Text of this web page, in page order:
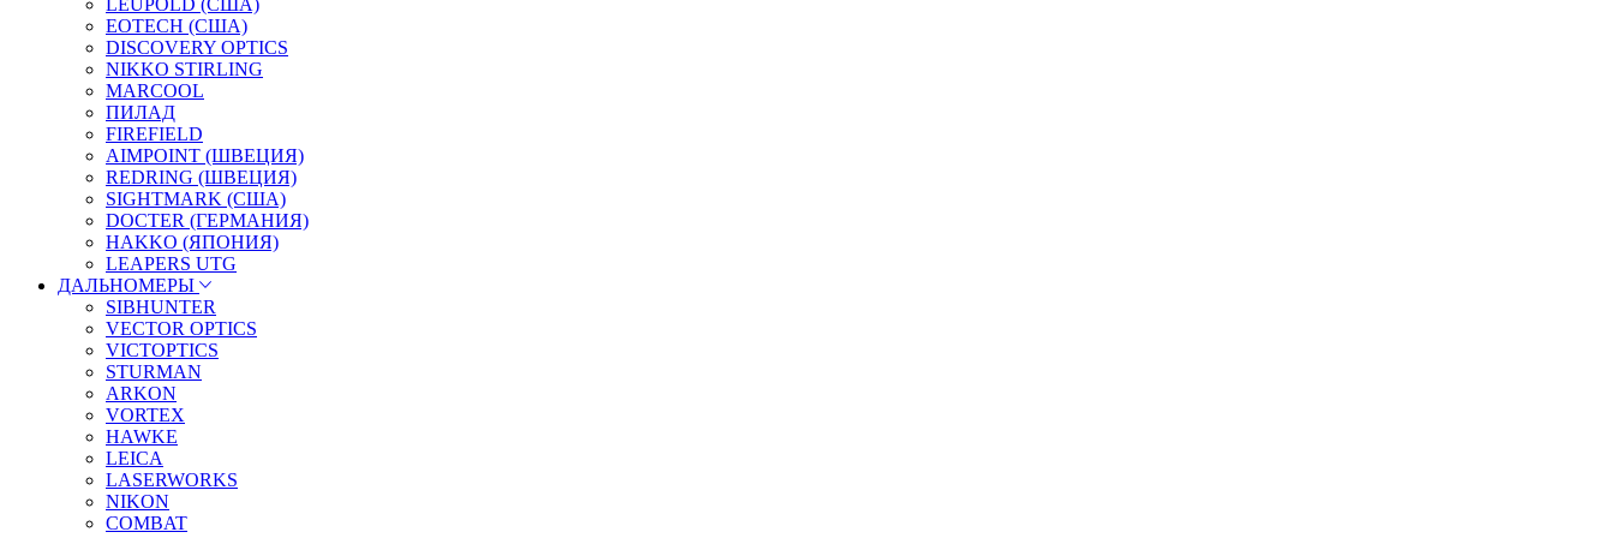
LEUPOLD (США)
EOTECH (США)
DISCOVERY OPTICS
NIKKO STIRLING
MARCOOL
ПИЛАД
FIREFIELD
AIMPOINT (ШВЕЦИЯ)
REDRING (ШВЕЦИЯ)
SIGHTMARK (США)
DOCTER (ГЕРМАНИЯ)
HAKKO (ЯПОНИЯ)
LEAPERS UTG
ДАЛЬНОМЕРЫ
SIBHUNTER
VECTOR OPTICS
VICTOPTICS
STURMAN
ARKON
VORTEX
HAWKE
LEICA
LASERWORKS
NIKON
COMBAT